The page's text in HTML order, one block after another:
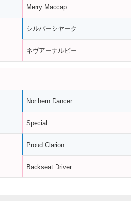
Merry Madcap
シルバーシヤーク
ネヴアーナルビー
Northern Dancer
Special
Proud Clarion
Backseat Driver